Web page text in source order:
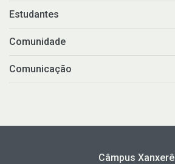
Estudantes
Comunidade
Comunicação
Câmpus Xanxerê